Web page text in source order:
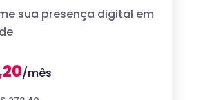
sua presença digital em
/mês